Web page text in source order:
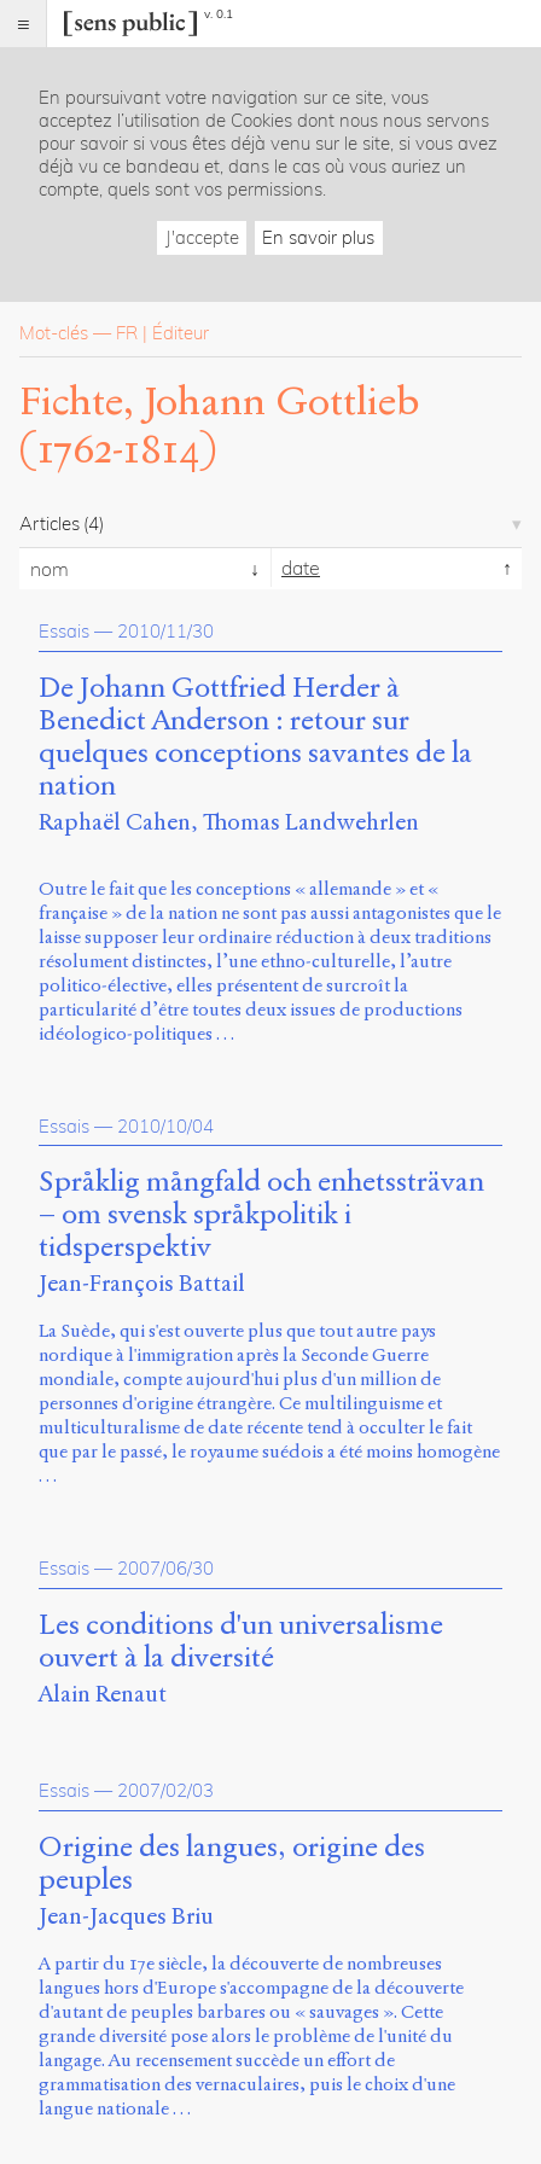
v. 0.1
Index
Rubriques
Essais
La
revue
Accueil
Présentation
Contact
À
Archipel
En
ligne
Mastodon
Université
Sherbrooke
Campus
de
Longueuil
Local
B1-
12723
Le
Moyne
Longueuil
(QC)
J4K
0B7
Canada
2104-
3272
Sens
public
v.
0.1
Jannon
de
Storm
Type
Foundry
Vernon
Adams.
Ce
site
été
par
Julie
Blanc,
Maxime
Bouton,
Jérémy
De
En poursuivant votre navigation sur ce site, vous
acceptez l’utilisation de Cookies dont nous nous servons
pour savoir si vous êtes déjà venu sur le site, si vous avez
déjà vu ce bandeau et, dans le cas où vous auriez un
compte, quels sont vos permissions.
J'accepte En savoir plus
Mot-clés — FR Éditeur
Fichte, Johann Gottlieb
(1762-1814)
Articles (4)
nom date
Essais — 2010/11/30
De Johann Gottfried Herder à
Benedict Anderson : retour sur
quelques conceptions savantes de la
nation
Raphaël Cahen Thomas Landwehrlen
Outre le fait que les conceptions « allemande » et «
française » de la nation ne sont pas aussi antagonistes que le
laisse supposer leur ordinaire réduction à deux traditions
résolument distinctes, l’une ethno-culturelle, l’autre
politico-élective, elles présentent de surcroît la
particularité d’être toutes deux issues de productions
idéologico-politiques …
Essais — 2010/10/04
Språklig mångfald och enhetssträvan
– om svensk språkpolitik i
tidsperspektiv
Jean-François Battail
La Suède, qui s'est ouverte plus que tout autre pays
nordique à l'immigration après la Seconde Guerre
mondiale, compte aujourd'hui plus d'un million de
personnes d'origine étrangère. Ce multilinguisme et
multiculturalisme de date récente tend à occulter le fait
que par le passé, le royaume suédois a été moins homogène
…
Essais — 2007/06/30
Les conditions d'un universalisme
ouvert à la diversité
Alain Renaut
Essais — 2007/02/03
Origine des langues, origine des
peuples
Jean-Jacques Briu
A partir du 17e siècle, la découverte de nombreuses
langues hors d'Europe s'accompagne de la découverte
d'autant de peuples barbares ou « sauvages ». Cette
grande diversité pose alors le problème de l'unité du
langage. Au recensement succède un effort de
grammatisation des vernaculaires, puis le choix d'une
langue nationale …